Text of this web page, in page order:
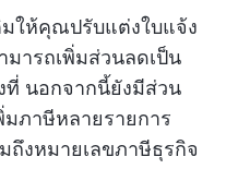
มให้คุณปรับแต่งใบแจ้ง
ารถเพิ่มส่วนลดเป็น
ที่ นอกจากนี้ยังมีส่วน
ภาษีหลายรายการ
ถึงหมายเลขภาษีธุรกิจ